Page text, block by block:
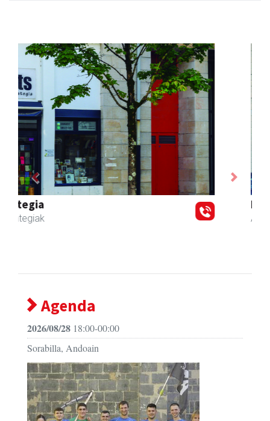
Karrika auto konponketa
Andoain
Previous Next
Agenda
2026/08/28 18:00-00:00
Sorabilla, Andoain